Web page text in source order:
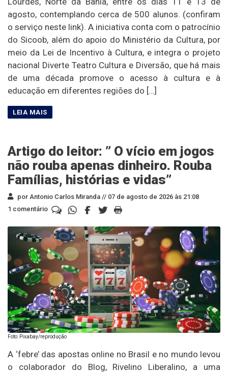
agosto, contemplando cerca de 500 alunos. (confiram
o serviço neste link). A iniciativa conta com o patrocínio
do Sicoob, além do apoio do Ministério da Cultura, por
meio da Lei de Incentivo à Cultura, e integra o projeto
nacional Diverte Teatro Cultura e Diversão, que há mais
de uma década promove o acesso à cultura e à
educação em diferentes regiões do […]
Artigo do leitor: ” O vício em jogos
não rouba apenas dinheiro. Rouba
Famílias, histórias e vidas”
por Antonio Carlos Miranda // 07 de agosto de 2026 às 21:08
1 comentário
Foto: Pixabay/reprodução
A ‘febre’ das apostas online no Brasil e no mundo levou
o colaborador do Blog, Rivelino Liberalino, a uma